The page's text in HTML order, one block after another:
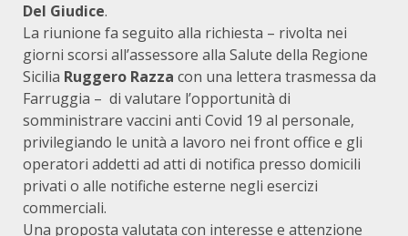
Del Giudice.
La riunione fa seguito alla richiesta – rivolta nei
giorni scorsi all’assessore alla Salute della Regione
Sicilia Ruggero Razza con una lettera trasmessa da
Farruggia – di valutare l’opportunità di
somministrare vaccini anti Covid 19 al personale,
privilegiando le unità a lavoro nei front office e gli
operatori addetti ad atti di notifica presso domicili
privati o alle notifiche esterne negli esercizi
commerciali.
Una proposta valutata con interesse e attenzione